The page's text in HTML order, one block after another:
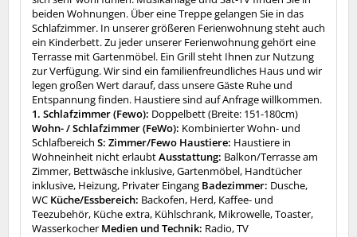
beiden Wohnungen. Über eine Treppe gelangen Sie in das
Schlafzimmer. In unserer größeren Ferienwohnung steht auch
ein Kinderbett. Zu jeder unserer Ferienwohnung gehört eine
Terrasse mit Gartenmöbel. Ein Grill steht Ihnen zur Nutzung
zur Verfügung. Wir sind ein familienfreundliches Haus und wir
legen großen Wert darauf, dass unsere Gäste Ruhe und
Entspannung finden. Haustiere sind auf Anfrage willkommen.
1. Schlafzimmer (Fewo): Doppelbett (Breite: 151-180cm)
Wohn- / Schlafzimmer (FeWo): Kombinierter Wohn- und
Schlafbereich S: Zimmer/Fewo Haustiere: Haustiere in
Wohneinheit nicht erlaubtAusstattung: Balkon/Terrasse am
Zimmer, Bettwäsche inklusive, Gartenmöbel, Handtücher
inklusive, Heizung, Privater Eingang Badezimmer: Dusche,
WC Küche/Essbereich: Backofen, Herd, Kaffee- und
Teezubehör, Küche extra, Kühlschrank, Mikrowelle, Toaster,
Wasserkocher Medien und Technik: Radio, TV